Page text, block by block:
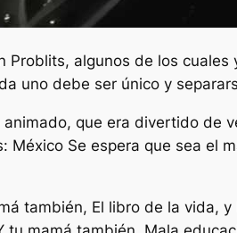
Problits, algunos de los
uno debe ser único y
que era divertido de
México Se espera que sea el
también, El libro de la vida, y